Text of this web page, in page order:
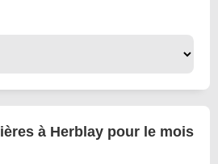
à Herblay pour le mois